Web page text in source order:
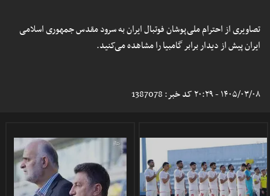
تصاویری از احترام ملی‌پوشان فوتبال ایران به سرود مقدس جمهوری اسلامی
ایران پیش از دیدار برابر گامبیا را مشاهده می‌کنید.
۱۴۰۵/۰۳/۰۸ - ۲۰:۲۹ کد خبر:1387078